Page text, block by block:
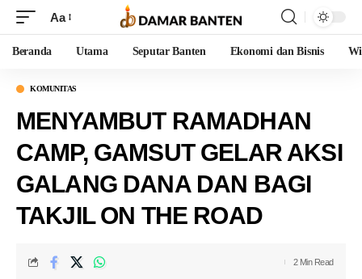
Aa
Beranda Utama Seputar Banten Ekonomi dan Bisnis
KOMUNITAS
MENYAMBUT RAMADHAN
CAMP, GAMSUT GELAR AKSI
GALANG DANA DAN BAGI
TAKJIL ON THE ROAD
2 Min Read